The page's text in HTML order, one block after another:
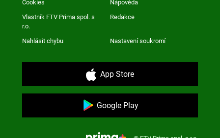
Cookies Nápověda
Vlastník FTV Prima spol. s
r.o.
Redakce
Nahlásit chybu Nastavení soukromí
App Store
Google Play